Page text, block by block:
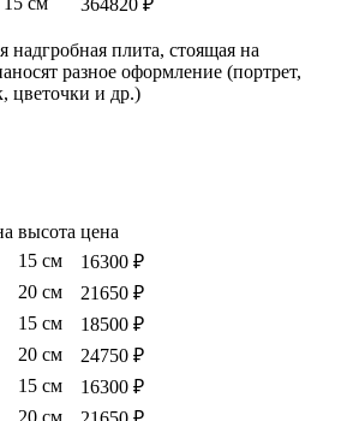
364820 ₽
надгробная плита, стоящая на
разное оформление (портрет,
цветочки и др.)
высота цена
15 см
16300 ₽
20 см
21650 ₽
15 см
18500 ₽
20 см
24750 ₽
15 см
16300 ₽
20 см